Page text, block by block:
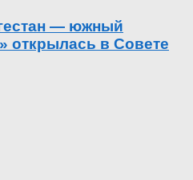
— южный
открылась в Совете